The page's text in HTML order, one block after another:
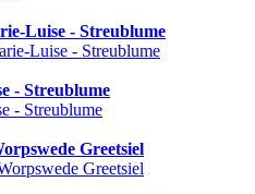
Luise - Streublume
- Streublume
Greetsiel